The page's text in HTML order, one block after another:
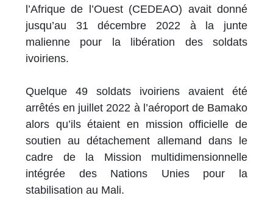
l’Afrique de l’Ouest (CEDEAO) avait donné
jusqu’au 31 décembre 2022 à la junte
malienne pour la libération des soldats
ivoiriens.
Quelque 49 soldats ivoiriens avaient été
arrêtés en juillet 2022 à l’aéroport de Bamako
alors qu’ils étaient en mission officielle de
soutien au détachement allemand dans le
cadre de la Mission multidimensionnelle
intégrée des Nations Unies pour la
stabilisation au Mali.